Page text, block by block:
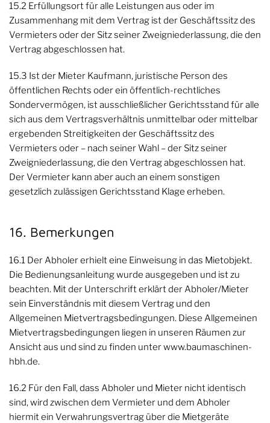
15.2 Erfüllungsort für alle Leistungen aus oder im
Zusammenhang mit dem Vertrag ist der Geschäftssitz des
Vermieters oder der Sitz seiner Zweigniederlassung, die den
Vertrag abgeschlossen hat.
15.3 Ist der Mieter Kaufmann, juristische Person des
öffentlichen Rechts oder ein öffentlich-rechtliches
Sondervermögen, ist ausschließlicher Gerichtsstand für alle
sich aus dem Vertragsverhältnis unmittelbar oder mittelbar
ergebenden Streitigkeiten der Geschäftssitz des
Vermieters oder – nach seiner Wahl – der Sitz seiner
Zweigniederlassung, die den Vertrag abgeschlossen hat.
Der Vermieter kann aber auch an einem sonstigen
gesetzlich zulässigen Gerichtsstand Klage erheben.
16. Bemerkungen
16.1 Der Abholer erhielt eine Einweisung in das Mietobjekt.
Die Bedienungsanleitung wurde ausgegeben und ist zu
beachten. Mit der Unterschrift erklärt der Abholer/Mieter
sein Einverständnis mit diesem Vertrag und den
Allgemeinen Mietvertragsbedingungen. Diese Allgemeinen
Mietvertragsbedingungen liegen in unseren Räumen zur
Ansicht aus und sind zu finden unterwww.baumaschinen-
hbh.de.
16.2 Für den Fall, dass Abholer und Mieter nicht identisch
sind, wird zwischen dem Vermieter und dem Abholer
hiermit ein Verwahrungsvertrag über die Mietgeräte